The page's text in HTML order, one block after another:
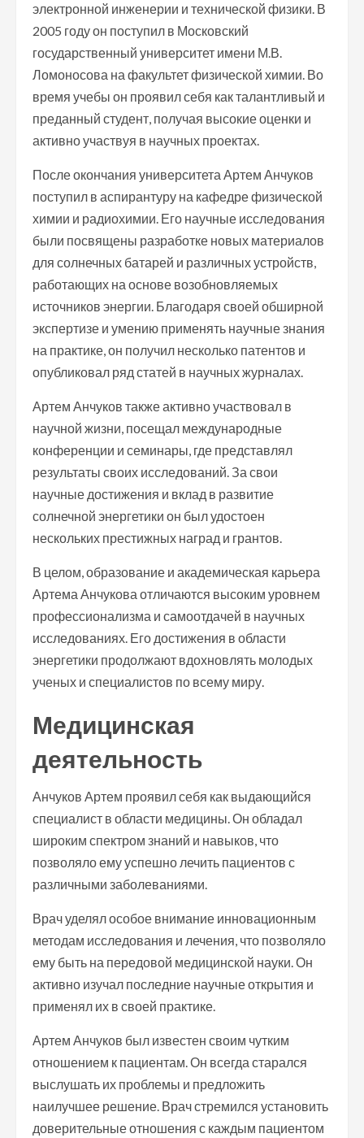
электронной инженерии и технической физики. В
2005 году он поступил в Московский
государственный университет имени М.В.
Ломоносова на факультет физической химии. Во
время учебы он проявил себя как талантливый и
преданный студент, получая высокие оценки и
активно участвуя в научных проектах.
После окончания университета Артем Анчуков
поступил в аспирантуру на кафедре физической
химии и радиохимии. Его научные исследования
были посвящены разработке новых материалов
для солнечных батарей и различных устройств,
работающих на основе возобновляемых
источников энергии. Благодаря своей обширной
экспертизе и умению применять научные знания
на практике, он получил несколько патентов и
опубликовал ряд статей в научных журналах.
Артем Анчуков также активно участвовал в
научной жизни, посещал международные
конференции и семинары, где представлял
результаты своих исследований. За свои
научные достижения и вклад в развитие
солнечной энергетики он был удостоен
нескольких престижных наград и грантов.
В целом, образование и академическая карьера
Артема Анчукова отличаются высоким уровнем
профессионализма и самоотдачей в научных
исследованиях. Его достижения в области
энергетики продолжают вдохновлять молодых
ученых и специалистов по всему миру.
Медицинская
деятельность
Анчуков Артем проявил себя как выдающийся
специалист в области медицины. Он обладал
широким спектром знаний и навыков, что
позволяло ему успешно лечить пациентов с
различными заболеваниями.
Врач уделял особое внимание инновационным
методам исследования и лечения, что позволяло
ему быть на передовой медицинской науки. Он
активно изучал последние научные открытия и
применял их в своей практике.
Артем Анчуков был известен своим чутким
отношением к пациентам. Он всегда старался
выслушать их проблемы и предложить
наилучшее решение. Врач стремился установить
доверительные отношения с каждым пациентом